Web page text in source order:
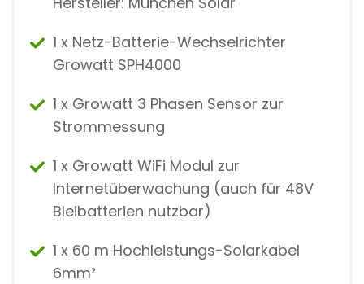
1 x Netz-Batterie-Wechselrichter
Growatt SPH4000
1 x Growatt 3 Phasen Sensor zur
Strommessung
1 x Growatt WiFi Modul zur
Internetüberwachung (auch für 48V
Bleibatterien nutzbar)
1 x 60 m Hochleistungs-Solarkabel
6mm²